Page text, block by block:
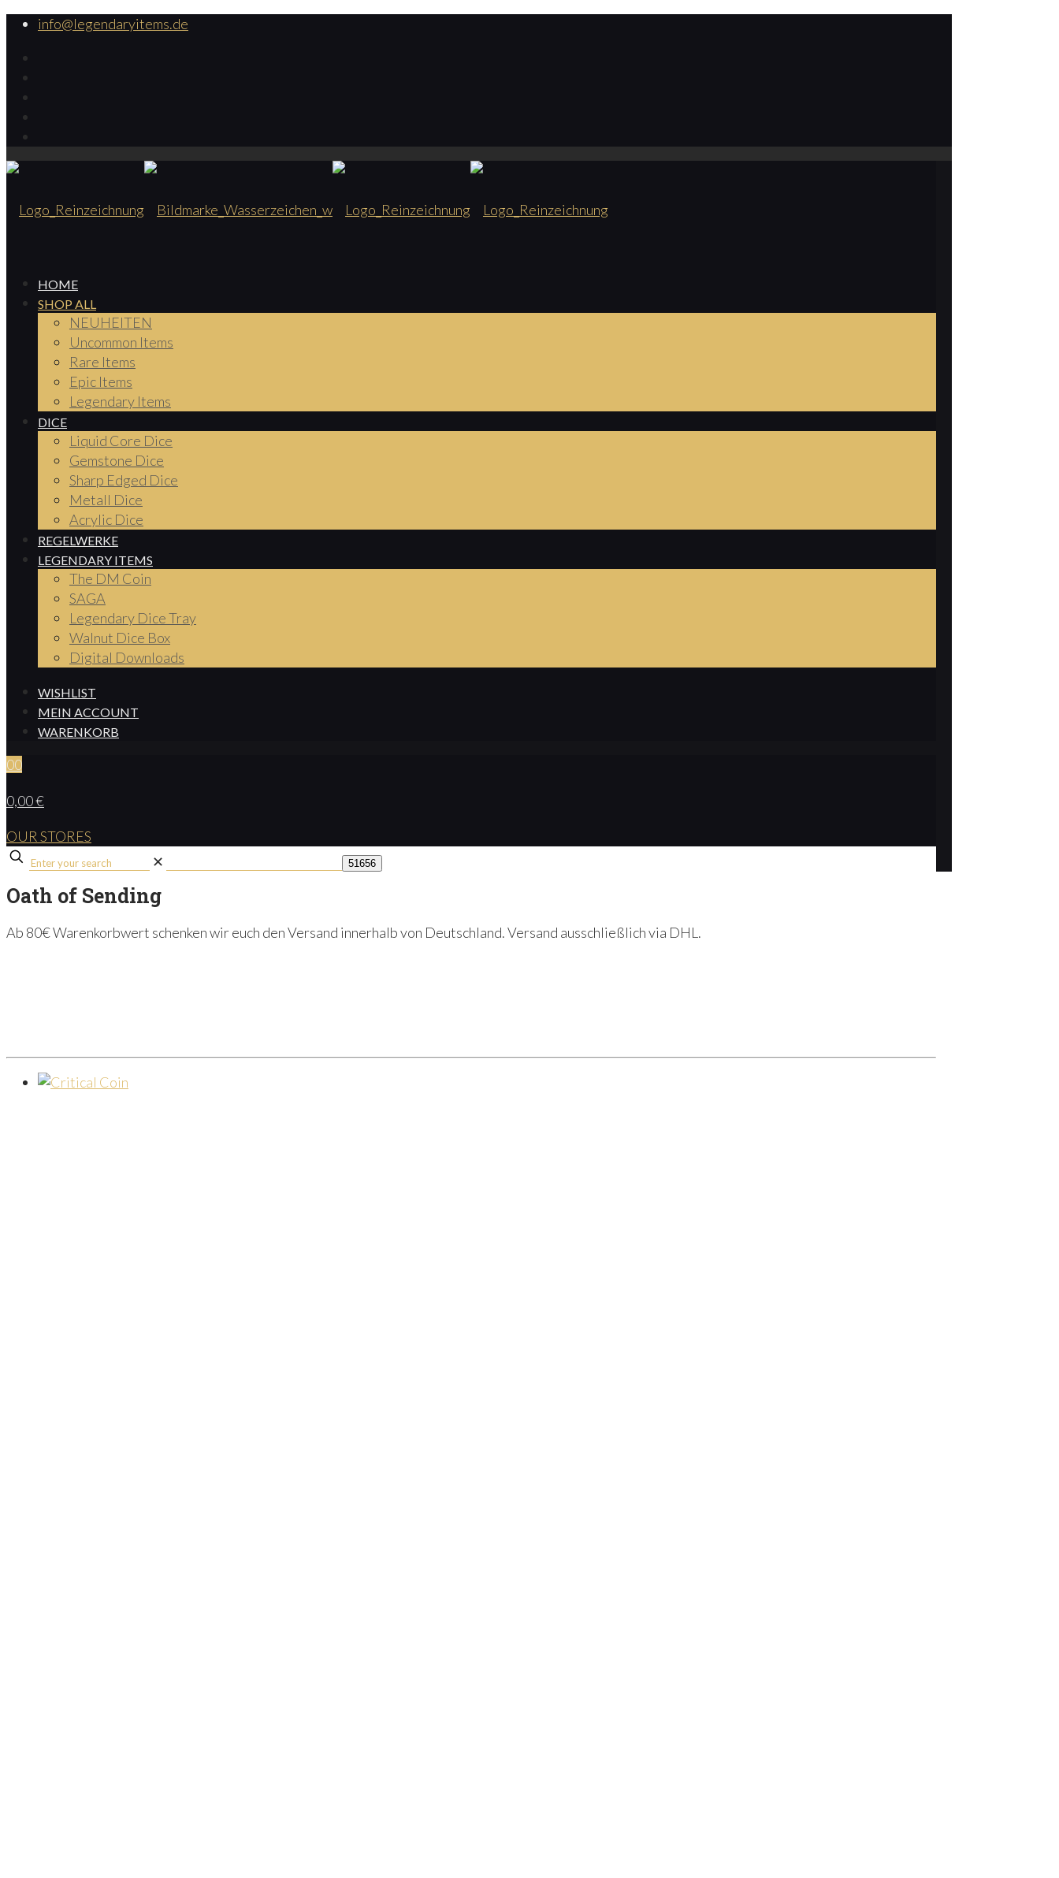
info@legendaryitems.de
HOME
SHOP ALL
NEUHEITEN
Uncommon Items
Rare Items
Epic Items
Legendary Items
DICE
Liquid Core Dice
Gemstone Dice
Sharp Edged Dice
Metall Dice
Acrylic Dice
REGELWERKE
LEGENDARY ITEMS
The DM Coin
SAGA
Legendary Dice Tray
Walnut Dice Box
Digital Downloads
WISHLIST
MEIN ACCOUNT
WARENKORB
00
0,00 €
OUR STORES
✕
Oath of Sending
Ab 80€ Warenkorbwert schenken wir euch den Versand innerhalb von Deutschland. Versand ausschließlich via DHL.